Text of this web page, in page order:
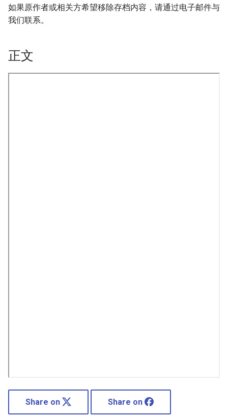
如果原作者或相关方希望移除存档内容，请通过电子邮件与
我们联系。
正文
Share on Share on